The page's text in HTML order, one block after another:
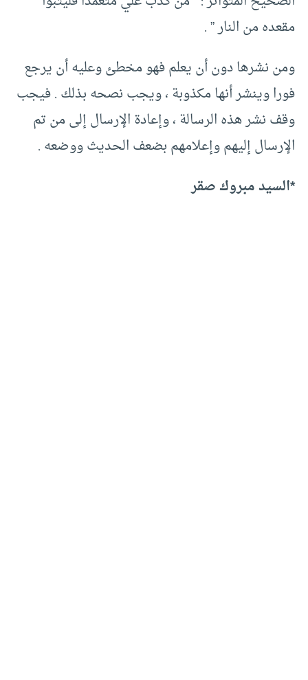
مقعده من النار ” .
ومن نشرها دون أن يعلم فهو مخطئ وعليه أن يرجع
فورا وينشر أنها مكذوبة ، ويجب نصحه بذلك . فيجب
وقف نشر هذه الرسالة ، وإعادة الإرسال إلى من تم
الإرسال إليهم وإعلامهم بضعف الحديث ووضعه .
*السيد مبروك صقر